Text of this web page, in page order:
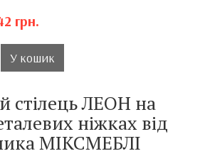
грн.
У кошик
стілець ЛЕОН на
ніжках від
МІКСМЕБЛІ